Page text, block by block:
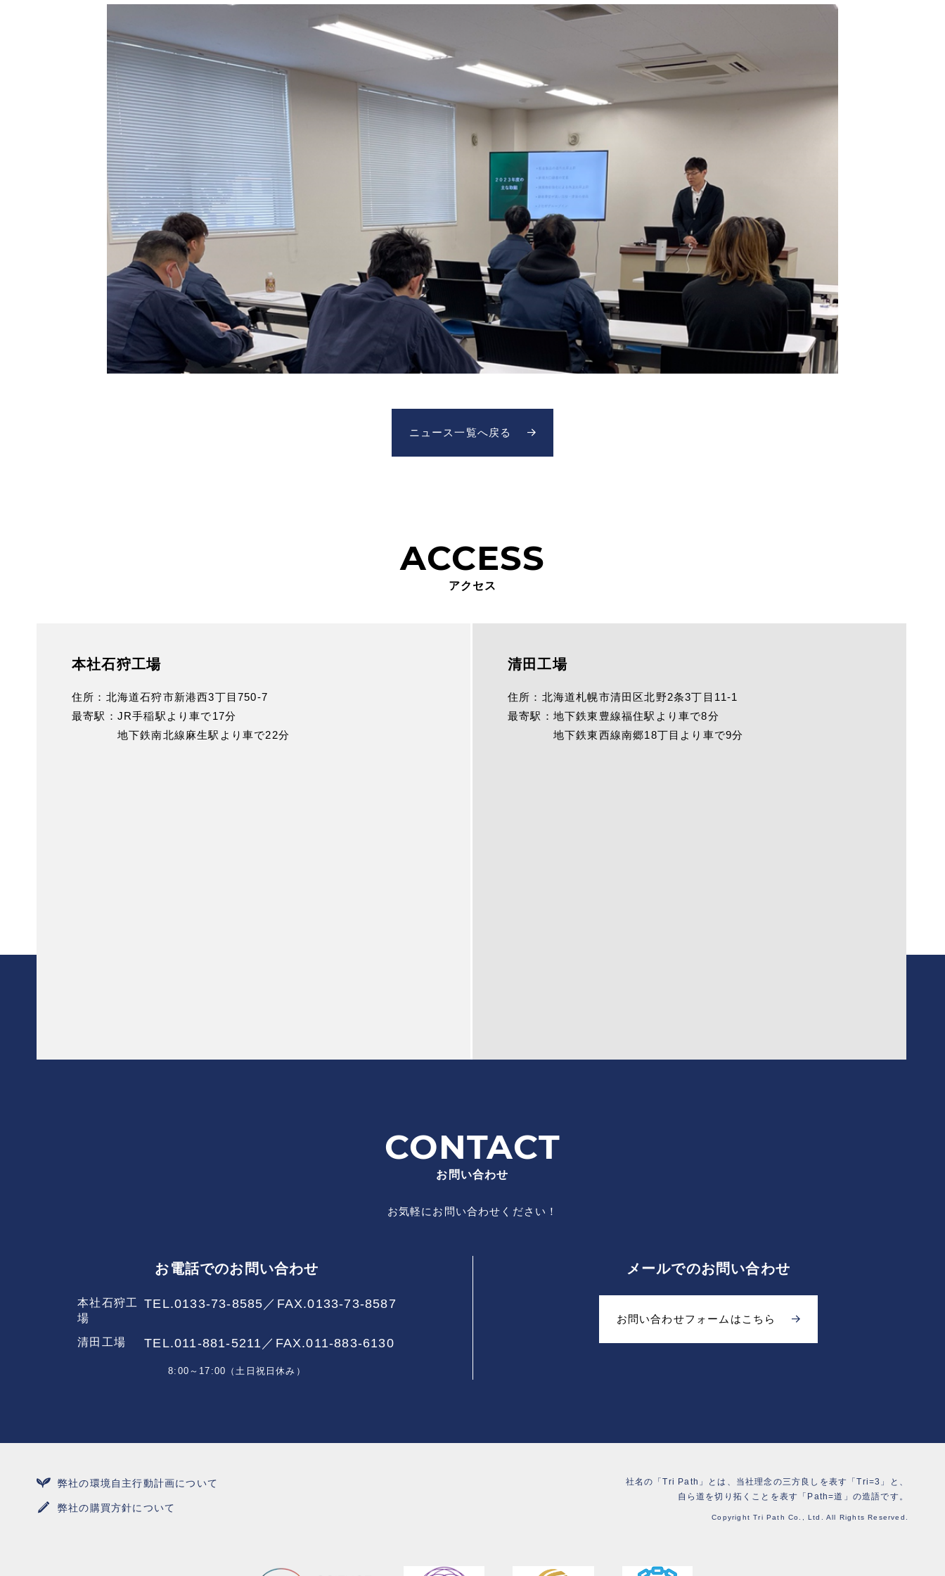
ニュース一覧へ戻る
ACCESS
アクセス
本社石狩工場
住所： 北海道石狩市新港西3丁目750-7
最寄駅： JR手稲駅より車で17分
地下鉄南北線麻生駅より車で22分
清田工場
住所： 北海道札幌市清田区北野2条3丁目11-1
最寄駅： 地下鉄東豊線福住駅より車で8分
地下鉄東西線南郷18丁目より車で9分
CONTACT
お問い合わせ
お気軽にお問い合わせください！
お電話でのお問い合わせ
本社石狩工
場
TEL.0133-73-8585／ FAX.0133-73-8587
清田工場 TEL.011-881-5211／ FAX.011-883-6130
8:00～17:00（土日祝日休み）
メールでのお問い合わせ
お問い合わせフォームはこちら
弊社の環境自主行動計画について
弊社の購買方針について
社名の「Tri Path」とは、当社理念の三方良しを表す「Tri=3」と、
自ら道を切り拓くことを表す「Path=道」の造語です。
Copyright Tri Path Co., Ltd. All Rights Reserved.